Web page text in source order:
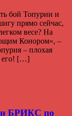
бой Топурии и
прямо сейчас,
весе? На
Конором», –
– плохая
его! […]
БРИКС по